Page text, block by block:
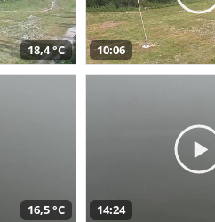
18,4 °C 10:06
16,5 °C 14:24